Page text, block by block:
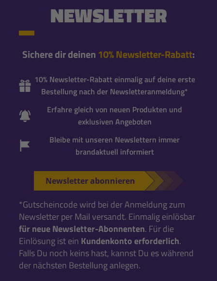
NEWSLETTER
Sichere dir deinen 10% Newsletter-Rabatt:
10% Newsletter-Rabatt einmalig auf deine erste
Bestellung nach der Newsletteranmeldung*
Erfahre gleich von neuen Produkten und
exklusiven Angeboten
Bleibe mit unseren Newslettern immer
brandaktuell informiert
Newsletter abonnieren
*Gutscheincode wird bei der Anmeldung zum
Newsletter per Mail versandt. Einmalig einlösbar
für neue Newsletter-Abonnenten. Für die
Einlösung ist ein Kundenkonto erforderlich.
Falls Du noch keins hast, kannst Du es während
der nächsten Bestellung anlegen.